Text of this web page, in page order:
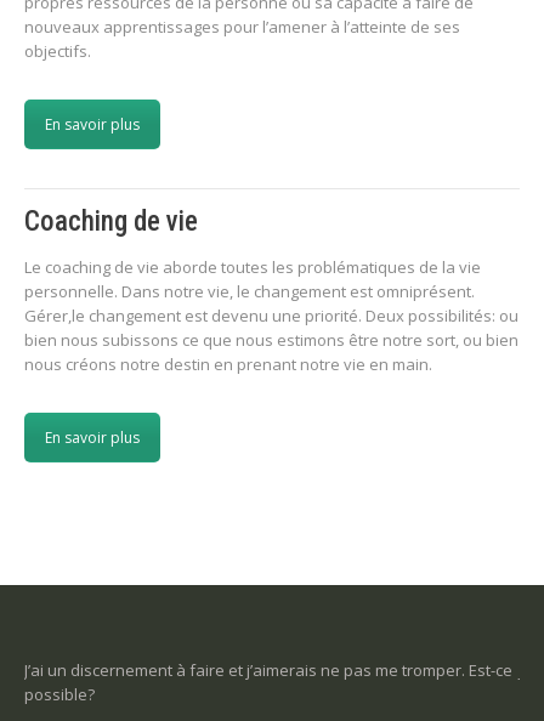
nouveaux apprentissages pour l’amener à l’atteinte de ses
objectifs.
En savoir plus
Coaching de vie
Le coaching de vie aborde toutes les problématiques de la vie
personnelle. Dans notre vie, le changement est omniprésent.
Gérer,le changement est devenu une priorité. Deux possibilités: ou
bien nous subissons ce que nous estimons être notre sort, ou bien
nous créons notre destin en prenant notre vie en main.
En savoir plus
J’ai un discernement à faire et j’aimerais ne pas me tromper. Est-ce
possible?